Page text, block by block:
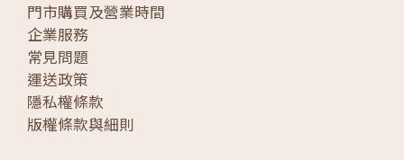
門市購買及營業時間
企業服務
常見問題
運送政策
隱私權條款
版權條款與細則